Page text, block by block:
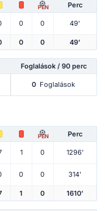
PEN
Perc
0 0 49'
0 0 49'
Foglalások / 90 perc
0 Foglalások
PEN Perc
1 0 1296'
0 0 314'
1 0 1610'